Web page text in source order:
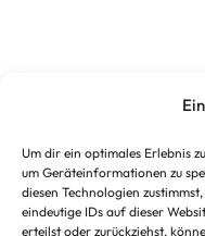
Um dir ein optimales Erlebnis
um Geräteinformationen zu
diesen Technologien
eindeutige IDs auf dieser
erteilst oder zurückziehst,